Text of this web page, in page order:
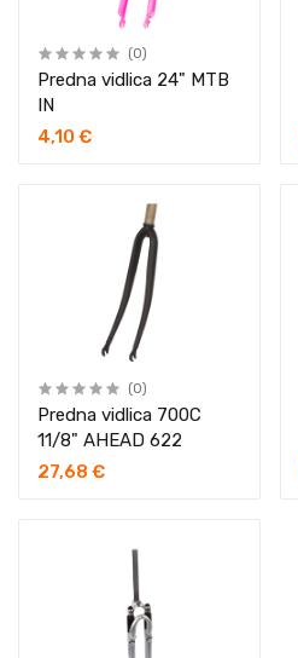
(0)
Predna vidlica 24" MTB
IN
4,10 €
(0)
Predna vidlica 700C
11/8" AHEAD 622
27,68 €